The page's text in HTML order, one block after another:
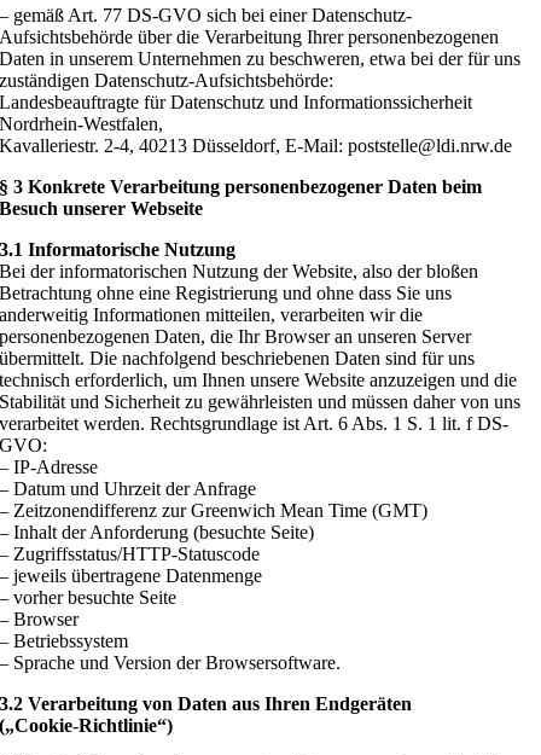
– gemäß Art. 77 DS-GVO sich bei einer Datenschutz-
Aufsichtsbehörde über die Verarbeitung Ihrer personenbezogenen
Daten in unserem Unternehmen zu beschweren, etwa bei der für uns
zuständigen Datenschutz-Aufsichtsbehörde:
Landesbeauftragte für Datenschutz und Informationssicherheit
Nordrhein-Westfalen,
Kavalleriestr. 2-4, 40213 Düsseldorf, E-Mail: poststelle@ldi.nrw.de
§ 3 Konkrete Verarbeitung personenbezogener Daten beim
Besuch unserer Webseite
3.1 Informatorische Nutzung
Bei der informatorischen Nutzung der Website, also der bloßen
Betrachtung ohne eine Registrierung und ohne dass Sie uns
anderweitig Informationen mitteilen, verarbeiten wir die
personenbezogenen Daten, die Ihr Browser an unseren Server
übermittelt. Die nachfolgend beschriebenen Daten sind für uns
technisch erforderlich, um Ihnen unsere Website anzuzeigen und die
Stabilität und Sicherheit zu gewährleisten und müssen daher von uns
verarbeitet werden. Rechtsgrundlage ist Art. 6 Abs. 1 S. 1 lit. f DS-
GVO:
– IP-Adresse
– Datum und Uhrzeit der Anfrage
– Zeitzonendifferenz zur Greenwich Mean Time (GMT)
– Inhalt der Anforderung (besuchte Seite)
– Zugriffsstatus/HTTP-Statuscode
– jeweils übertragene Datenmenge
– vorher besuchte Seite
– Browser
– Betriebssystem
– Sprache und Version der Browsersoftware.
3.2 Verarbeitung von Daten aus Ihren Endgeräten
(„Cookie‑Richtlinie“)